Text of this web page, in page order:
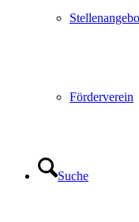
Förderverein
Suche